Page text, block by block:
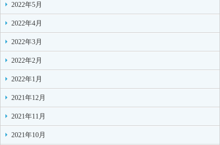
2022年5月
2022年4月
2022年3月
2022年2月
2022年1月
2021年12月
2021年11月
2021年10月